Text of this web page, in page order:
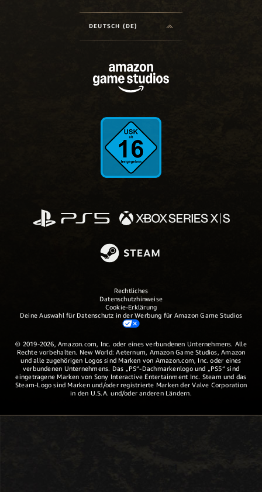
DEUTSCH (DE)
Rechtliches
Datenschutzhinweise
Cookie-Erklärung
Deine Auswahl für Datenschutz in der Werbung für Amazon Game Studios
© 2019-2026, Amazon.com, Inc. oder eines verbundenen Unternehmens. Alle
Rechte vorbehalten. New World: Aeternum, Amazon Game Studios, Amazon
und alle zugehörigen Logos sind Marken von Amazon.com, Inc. oder eines
verbundenen Unternehmens. Das „PS“-Dachmarkenlogo und „PS5“ sind
eingetragene Marken von Sony Interactive Entertainment Inc. Steam und das
Steam-Logo sind Marken und/oder registrierte Marken der Valve Corporation
in den U.S.A. und/oder anderen Ländern.